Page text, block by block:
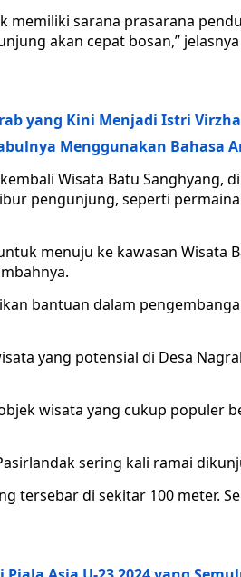
memiliki sarana prasarana
akan cepat bosan,”
yang Kini Menjadi Istri
Menggunakan Bahasa
Wisata Batu Sanghyang,
pengunjung, seperti
menuju ke kawasan Wisata
bantuan dalam
yang potensial di Desa
wisata yang cukup populer
sering kali ramai
tersebar di sekitar 100 meter.